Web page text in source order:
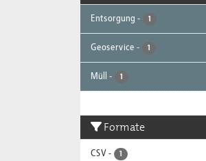
Entsorgung - 1
Geoservice - 1
Müll - 1
Formate
CSV - 1